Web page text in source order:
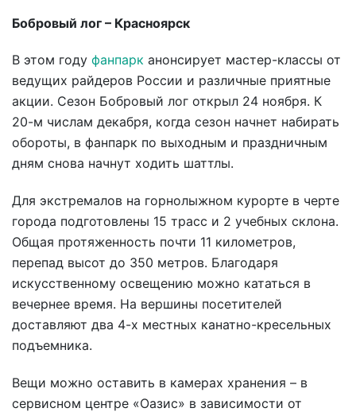
Бобровый лог – Красноярск
В этом году фанпарк анонсирует мастер-классы от
ведущих райдеров России и различные приятные
акции. Сезон Бобровый лог открыл 24 ноября. К
20-м числам декабря, когда сезон начнет набирать
обороты, в фанпарк по выходным и праздничным
дням снова начнут ходить шаттлы.
Для экстремалов на горнолыжном курорте в черте
города подготовлены 15 трасс и 2 учебных склона.
Общая протяженность почти 11 километров,
перепад высот до 350 метров. Благодаря
искусственному освещению можно кататься в
вечернее время. На вершины посетителей
доставляют два 4-х местных канатно-кресельных
подъемника.
Вещи можно оставить в камерах хранения – в
сервисном центре «Оазис» в зависимости от